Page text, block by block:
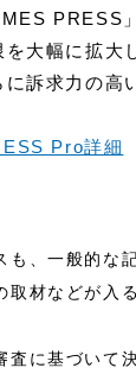
PRESS
大幅に拡大
訴求力の高
Pro詳細
も、一般的な
取材などが入
査に基づいて